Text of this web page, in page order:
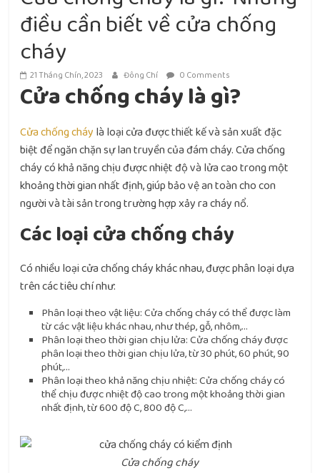
điều cần biết về cửa chống
cháy
21 Tháng Chín, 2023 Đông Chí 0 Comments
Cửa chống cháy là gì?
Cửa chống cháy là loại cửa được thiết kế và sản xuất đặc
biệt để ngăn chặn sự lan truyền của đám cháy. Cửa chống
cháy có khả năng chịu được nhiệt độ và lửa cao trong một
khoảng thời gian nhất định, giúp bảo vệ an toàn cho con
người và tài sản trong trường hợp xảy ra cháy nổ.
Các loại cửa chống cháy
Có nhiều loại cửa chống cháy khác nhau, được phân loại dựa
trên các tiêu chí như:
Phân loại theo vật liệu: Cửa chống cháy có thể được làm
từ các vật liệu khác nhau, như thép, gỗ, nhôm,…
Phân loại theo thời gian chịu lửa: Cửa chống cháy được
phân loại theo thời gian chịu lửa, từ 30 phút, 60 phút, 90
phút,…
Phân loại theo khả năng chịu nhiệt: Cửa chống cháy có
thể chịu được nhiệt độ cao trong một khoảng thời gian
nhất định, từ 600 độ C, 800 độ C,…
Cửa chống cháy